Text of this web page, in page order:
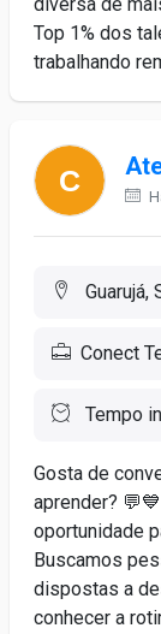
Top 1% dos
trabalhando
Guarujá,
Conect
Tempo
Gosta de
aprender?
oportunidade
Buscamos
dispostas a
conhecer a